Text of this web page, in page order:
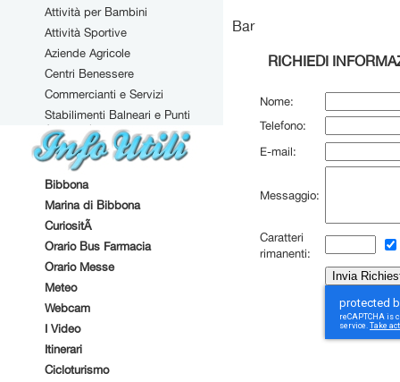
Attività per Bambini
Attività Sportive
Aziende Agricole
Centri Benessere
Commercianti e Servizi
Stabilimenti Balneari e Punti
Attrezzati
Bibbona
Marina di Bibbona
CuriositÃ
Orario Bus Farmacia
Orario Messe
Meteo
Webcam
I Video
Itinerari
Cicloturismo
Bar
RICHIEDI
Nome:
Telefono:
E-mail:
Messaggio:
Caratteri
rimanenti: